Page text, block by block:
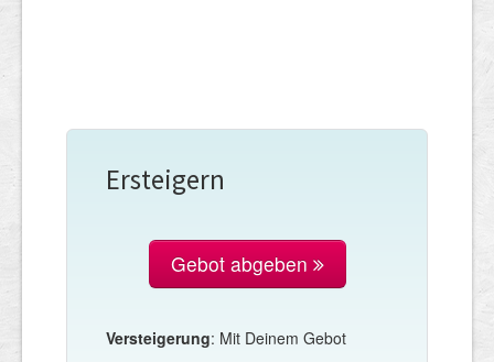
Ersteigern
Gebot abgeben
Versteigerung: Mit Deinem Gebot